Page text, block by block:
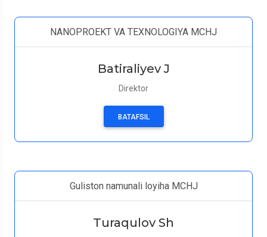
NANOPROEKT VA TEXNOLOGIYA MCHJ
Batiraliyev J
Direktor
BATAFSIL
Guliston namunali loyiha MCHJ
Turaqulov Sh